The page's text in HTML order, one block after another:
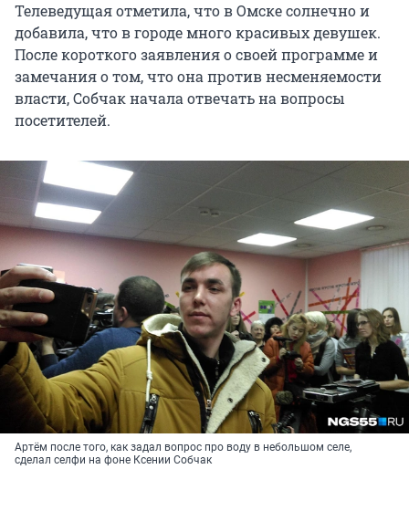
Телеведущая отметила, что в Омске солнечно и
добавила, что в городе много красивых девушек.
После короткого заявления о своей программе и
замечания о том, что она против несменяемости
власти, Собчак начала отвечать на вопросы
посетителей.
Артём после того, как задал вопрос про воду в небольшом селе,
сделал селфи на фоне Ксении Собчак